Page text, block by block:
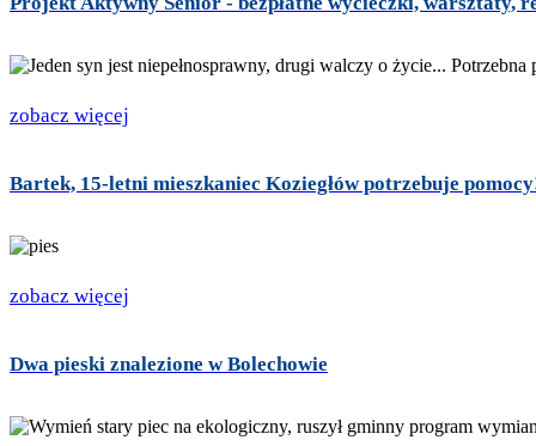
zobacz więcej
Bartek, 15-letni mieszkaniec Koziegłów potrzebuje
zobacz więcej
Dwa pieski znalezione w Bolechowie